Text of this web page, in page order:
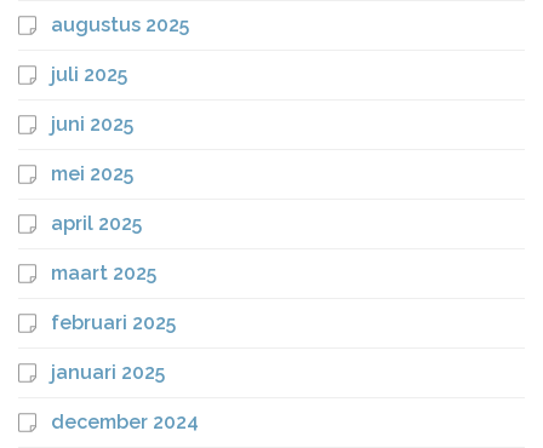
augustus 2025
juli 2025
juni 2025
mei 2025
april 2025
maart 2025
februari 2025
januari 2025
december 2024